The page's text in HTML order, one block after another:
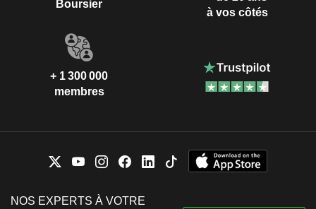
Boursier
à vos côtés
+ 1 300 000
membres
NOS EXPERTS À VOTRE